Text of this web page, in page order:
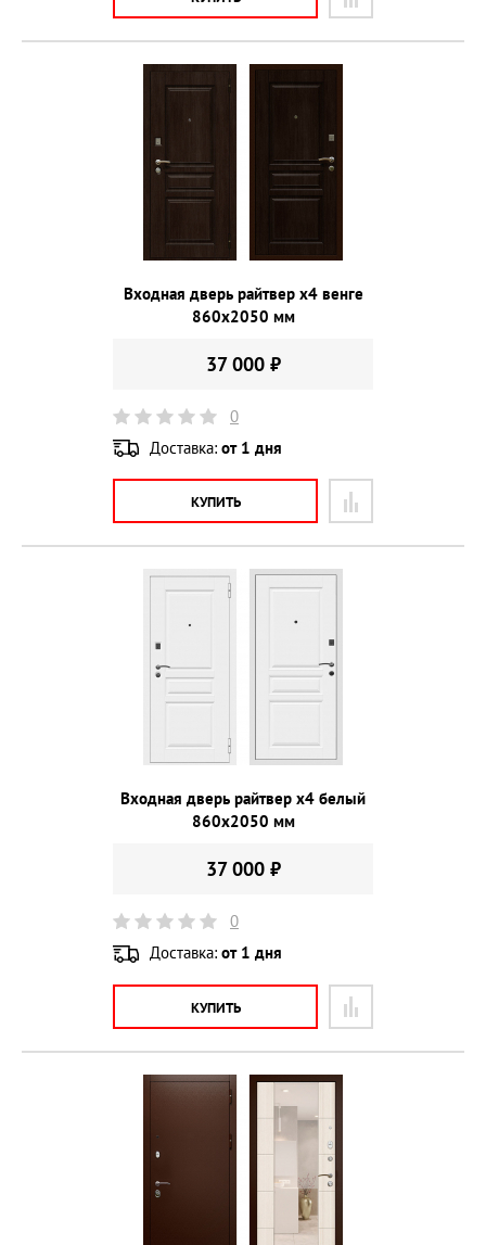
Входная дверь райтвер x4 венге
860х2050 мм
37 000 ₽
0
Доставка: от 1 дня
КУПИТЬ
Входная дверь райтвер x4 белый
860х2050 мм
37 000 ₽
0
Доставка: от 1 дня
КУПИТЬ